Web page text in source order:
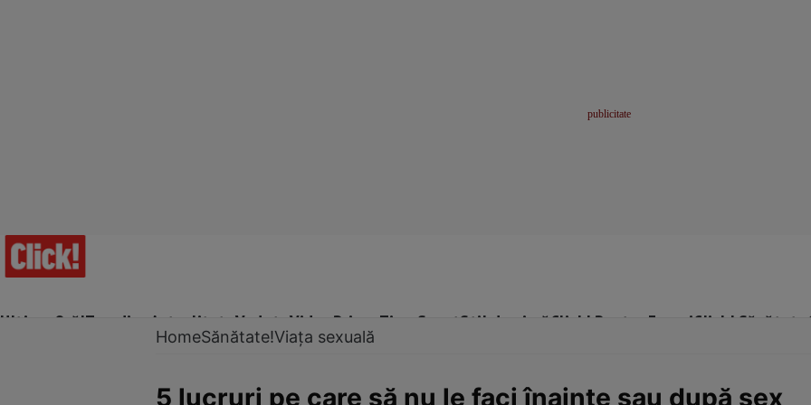
Ultima Oră!Trending Actualitate Vedete Video Prime Time SportStil de viațăClick! Pentru FemeiClick! Sănătate
HomeSănătate!Viața sexuală
5 lucruri pe care să nu le faci înainte sau după sex